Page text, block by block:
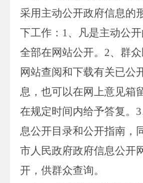
采用主动公开政府信息的
下工作：1、凡是主动公开
全部在网站公开。2、群
网站查阅和下载有关已公
息，也可以在网上意见箱
在规定时间内给予答复。
息公开目录和公开指南，
市人民政府政府信息公开
开，供群众查询。